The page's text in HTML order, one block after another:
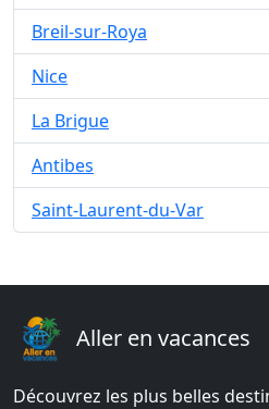
Breil-sur-Roya
Nice
La Brigue
Antibes
Saint-Laurent-du-Var
Aller en vacances
Découvrez les plus belles